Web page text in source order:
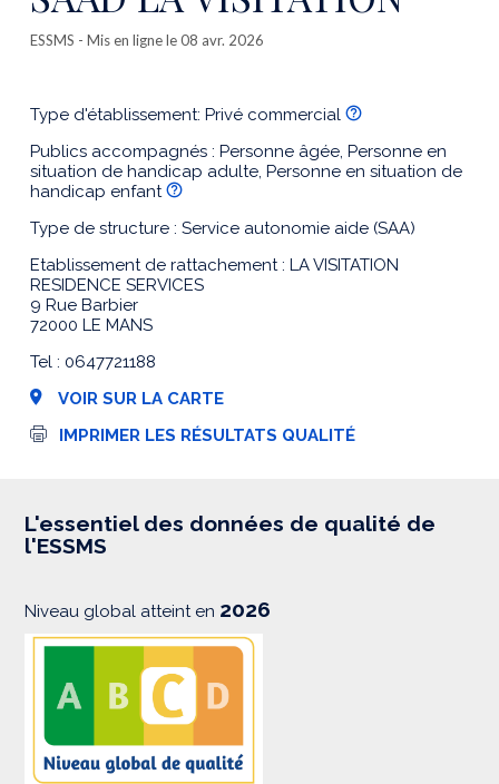
ESSMS - Mis en ligne le 08 avr. 2026
Type d'établissement: Privé commercial
Publics accompagnés : Personne âgée, Personne en
situation de handicap adulte, Personne en situation de
handicap enfant
Type de structure : Service autonomie aide (SAA)
Etablissement de rattachement : LA VISITATION
RESIDENCE SERVICES
9 Rue Barbier
72000 LE MANS
Tel : 0647721188
VOIR SUR LA CARTE
I
s
i
IMPRIMER LES RÉSULTATS QUALITÉ
L'essentiel des données de qualité de
l'ESSMS
Niveau global atteint en 2026